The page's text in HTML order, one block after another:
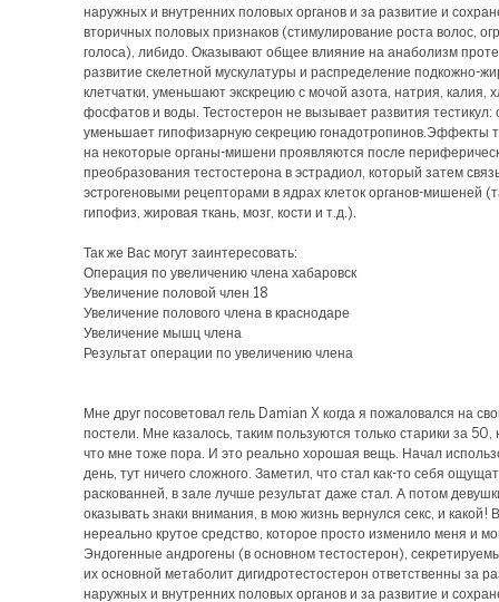
наружных и внутренних половых органов и за развитие и
вторичных половых признаков (стимулирование роста волос,
голоса), либидо. Оказывают общее влияние на анаболизм
развитие скелетной мускулатуры и распределение подкожно-
клетчатки, уменьшают экскрецию с мочой азота, натрия, калия,
фосфатов и воды. Тестостерон не вызывает развития тестикул:
уменьшает гипофизарную секрецию гонадотропинов.Эффекты
на некоторые органы-мишени проявляются после
преобразования тестостерона в эстрадиол, который затем
эстрогеновыми рецепторами в ядрах клеток органов-мишеней
гипофиз, жировая ткань, мозг, кости и т.д.).
Так же Вас могут заинтересовать:
Операция по увеличению члена хабаровск
Увеличение половой член 18
Увеличение полового члена в краснодаре
Увеличение мышц члена
Результат операции по увеличению члена
Мне друг посоветовал гель Damian X когда я пожаловался на
постели. Мне казалось, таким пользуются только старики за 50,
что мне тоже пора. И это реально хорошая вещь. Начал
день, тут ничего сложного. Заметил, что стал как-то себя
раскованней, в зале лучше результат даже стал. А потом
оказывать знаки внимания, в мою жизнь вернулся секс, и какой!
нереально крутое средство, которое просто изменило меня и
Эндогенные андрогены (в основном тестостерон),
их основной метаболит дигидротестостерон ответственны за
наружных и внутренних половых органов и за развитие и